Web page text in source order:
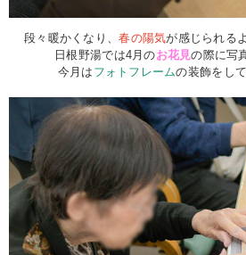
段々暖かくなり、春の陽気が感じられる
日根野湯では4月のお花見の際に写
今月は フォトフレームの装飾をし